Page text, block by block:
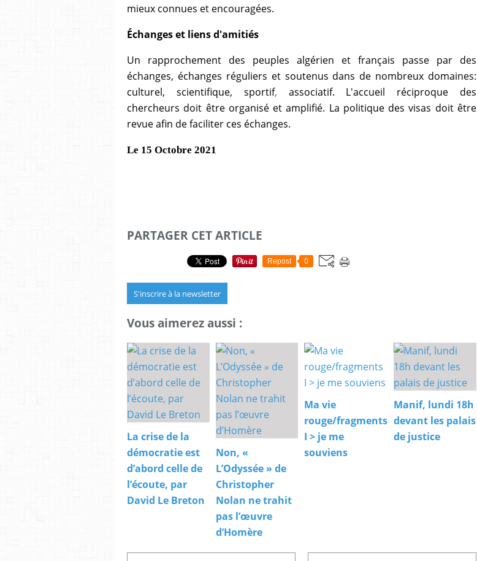
mieux connues et encouragées.
Échanges et liens d'amitiés
Un rapprochement des peuples algérien et français passe par des
échanges, échanges réguliers et soutenus dans de nombreux domaines:
culturel, scientifique, sportif, associatif. L'accueil réciproque des
chercheurs doit être organisé et amplifié. La politique des visas doit être
revue afin de faciliter ces échanges.
Le 15 Octobre 2021
PARTAGER CET ARTICLE
Repost 0
S'inscrire à la newsletter
Vous aimerez aussi :
La crise de la
démocratie est
d’abord celle de
l’écoute, par
David Le Breton
Non, «
L’Odyssée » de
Christopher
Nolan ne trahit
pas l’œuvre
d’Homère
Ma vie
rouge/fragments
I > je me
souviens
Manif, lundi 18h
devant les palais
de justice